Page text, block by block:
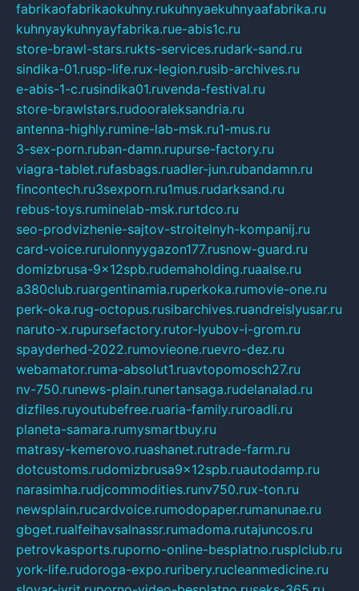
fabrikaofabrikaokuhny.rukuhnyaekuhnyaafabrika.ru
kuhnyaykuhnyayfabrika.rue-abis1c.ru
store-brawl-stars.rukts-services.rudark-sand.ru
sindika-01.rusp-life.rux-legion.rusib-archives.ru
e-abis-1-c.rusindika01.ruvenda-festival.ru
store-brawlstars.rudooraleksandria.ru
antenna-highly.rumine-lab-msk.ru1-mus.ru
3-sex-porn.ruban-damn.rupurse-factory.ru
viagra-tablet.rufasbags.ruadler-jun.rubandamn.ru
fincontech.ru3sexporn.ru1mus.rudarksand.ru
rebus-toys.ruminelab-msk.rurtdco.ru
seo-prodvizhenie-sajtov-stroitelnyh-kompanij.ru
card-voice.rurulonnyygazon177.rusnow-guard.ru
domizbrusa-9x12spb.rudemaholding.ruaalse.ru
a380club.ruargentinamia.ruperkoka.rumovie-one.ru
perk-oka.rug-octopus.rusibarchives.ruandreislyusar.ru
naruto-x.rupursefactory.rutor-lyubov-i-grom.ru
spayderhed-2022.rumovieone.ruevro-dez.ru
webamator.ruma-absolut1.ruavtopomosch27.ru
nv-750.runews-plain.runertansaga.rudelanalad.ru
dizfiles.ruyoutubefree.ruaria-family.ruroadli.ru
planeta-samara.rumysmartbuy.ru
matrasy-kemerovo.ruashanet.rutrade-farm.ru
dotcustoms.rudomizbrusa9x12spb.ruautodamp.ru
narasimha.rudjcommodities.runv750.rux-ton.ru
newsplain.rucardvoice.rumodopaper.rumanunae.ru
gbget.rualfeihavsalnassr.rumadoma.rutajuncos.ru
petrovkasports.ruporno-online-besplatno.rusplclub.ru
york-life.rudoroga-expo.ruribery.rucleanmedicine.ru